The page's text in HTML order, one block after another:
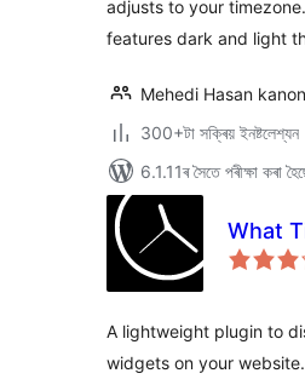
adjusts to your
features dark and light
Mehedi Hasan kanon
300+টা সক্ৰিয় ইনষ্টলেশ্যন
6.1.11ৰ সৈতে পৰীক্ষা কৰা
What
A lightweight plugin to
widgets on your website.